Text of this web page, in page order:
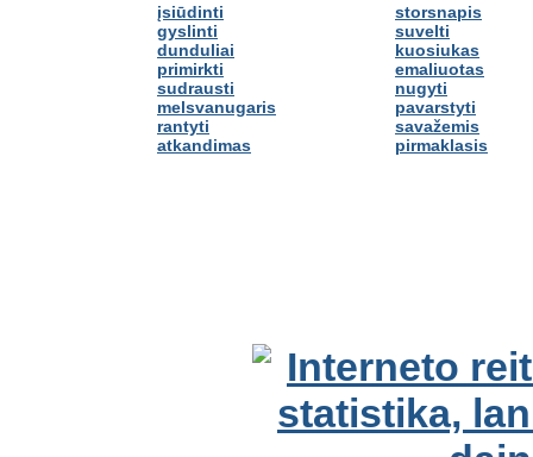
įsiūdinti
gyslinti
dunduliai
primirkti
sudrausti
melsvanugaris
rantyti
atkandimas
storsnapis
suvelti
kuosiukas
emaliuotas
nugyti
pavarstyti
savažemis
pirmaklasis